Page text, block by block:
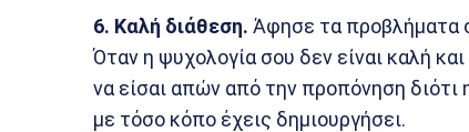
6. Καλή διάθεση. Άφησε τα προβλήματα
Όταν η ψυχολογία σου δεν είναι καλή
να είσαι απών από την προπόνηση διότι
με τόσο κόπο έχεις δημιουργήσει.